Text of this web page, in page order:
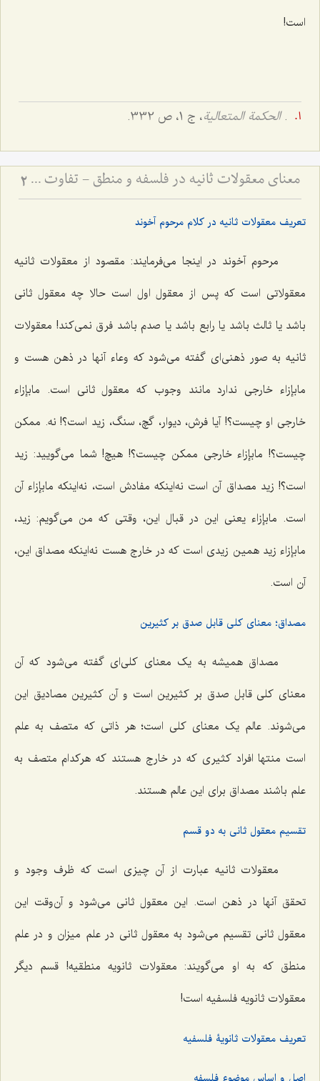
است!
.الحکمة المتعالیة، ج 1، ص 332.
معنای معقولات ثانیه در فلسفه و منطق - تفاوت مفاهیم فلسفی و منطقی در کلام مرحوم آخوند 2
تعریف معقولات ثانیه در کلام مرحوم آخوند
مرحوم آخوند در اینجا می‌فرمایند: مقصود از معقولات ثانیه
معقولاتی است که پس از معقول اول است حالا چه معقول ثانی
باشد یا ثالث باشد یا رابع باشد یا صدم باشد فرق نمی‌کند! معقولات
ثانیه به صور ذهنی‌ای گفته می‌شود که وعاء آنها در ذهن هست و
مابإزاء خارجی ندارد مانند وجوب که معقول ثانی است. مابإزاء
خارجی او چیست؟! آیا فرش، دیوار، گچ، سنگ، زید است؟! نه. ممکن
چیست؟! مابإزاء خارجی ممکن چیست؟! هیچ! شما می‌گویید: زید
است؟! زید مصداق آن است نه‌اینکه مفادش است، نه‌اینکه مابإزاء آن
است. مابإزاء یعنی این در قبال این، وقتی که من می‌گویم: زید،
مابإزاء زید همین زیدی است که در خارج هست نه‌اینکه مصداق این،
آن است.
مصداق؛ معنای کلی قابل صدق بر کثیرین
مصداق همیشه به یک معنای کلی‌ای گفته می‌شود که آن
معنای کلی قابل صدق بر کثیرین است و آن کثیرین مصادیق این
می‌شوند. عالم یک معنای کلی است؛ هر ذاتی که متصف به علم
است منتها افراد کثیری که در خارج هستند که هرکدام متصف به
علم باشند مصداق برای این عالم هستند.
تقسیم معقول ثانی به دو قسم
معقولات ثانیه عبارت از آن چیزی است که ظرف وجود و
تحقق آنها در ذهن است. این معقول ثانی می‌شود و آن‌وقت این
معقول ثانی تقسیم می‌شود به معقول ثانی در علم میزان و در علم
منطق که به او می‌گویند: معقولات ثانویه منطقیه! قسم دیگر
معقولات ثانویه فلسفیه است!
تعریف معقولات ثانویۀ فلسفیه